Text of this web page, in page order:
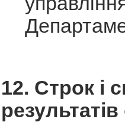
12. Строк і